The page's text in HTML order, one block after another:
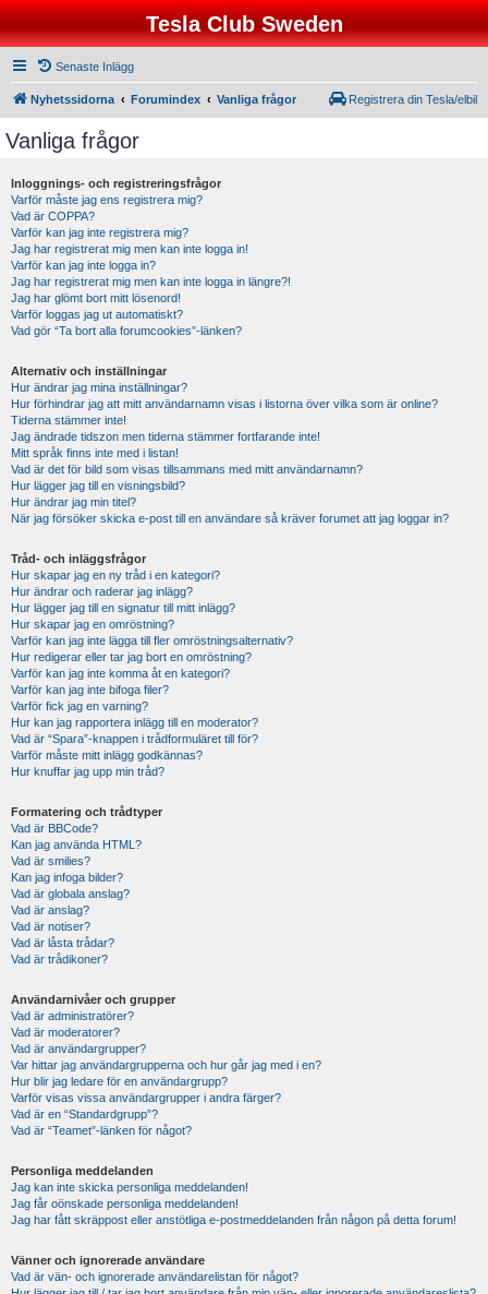
Tesla Club Sweden
Senaste Inlägg
Nyhetssidorna Forumindex Vanliga frågor Registrera din Tesla/elbil
Vanliga frågor
Inloggnings- och registreringsfrågor
Varför måste jag ens registrera mig?
Vad är COPPA?
Varför kan jag inte registrera mig?
Jag har registrerat mig men kan inte logga in!
Varför kan jag inte logga in?
Jag har registrerat mig men kan inte logga in längre?!
Jag har glömt bort mitt lösenord!
Varför loggas jag ut automatiskt?
Vad gör “Ta bort alla forumcookies”-länken?
Alternativ och inställningar
Hur ändrar jag mina inställningar?
Hur förhindrar jag att mitt användarnamn visas i listorna över vilka som är online?
Tiderna stämmer inte!
Jag ändrade tidszon men tiderna stämmer fortfarande inte!
Mitt språk finns inte med i listan!
Vad är det för bild som visas tillsammans med mitt användarnamn?
Hur lägger jag till en visningsbild?
Hur ändrar jag min titel?
När jag försöker skicka e-post till en användare så kräver forumet att jag loggar in?
Tråd- och inläggsfrågor
Hur skapar jag en ny tråd i en kategori?
Hur ändrar och raderar jag inlägg?
Hur lägger jag till en signatur till mitt inlägg?
Hur skapar jag en omröstning?
Varför kan jag inte lägga till fler omröstningsalternativ?
Hur redigerar eller tar jag bort en omröstning?
Varför kan jag inte komma åt en kategori?
Varför kan jag inte bifoga filer?
Varför fick jag en varning?
Hur kan jag rapportera inlägg till en moderator?
Vad är “Spara”-knappen i trådformuläret till för?
Varför måste mitt inlägg godkännas?
Hur knuffar jag upp min tråd?
Formatering och trådtyper
Vad är BBCode?
Kan jag använda HTML?
Vad är smilies?
Kan jag infoga bilder?
Vad är globala anslag?
Vad är anslag?
Vad är notiser?
Vad är låsta trådar?
Vad är trådikoner?
Användarnivåer och grupper
Vad är administratörer?
Vad är moderatorer?
Vad är användargrupper?
Var hittar jag användargrupperna och hur går jag med i en?
Hur blir jag ledare för en användargrupp?
Varför visas vissa användargrupper i andra färger?
Vad är en “Standardgrupp”?
Vad är “Teamet”-länken för något?
Personliga meddelanden
Jag kan inte skicka personliga meddelanden!
Jag får oönskade personliga meddelanden!
Jag har fått skräppost eller anstötliga e-postmeddelanden från någon på detta forum!
Vänner och ignorerade användare
Vad är vän- och ignorerade användarelistan för något?